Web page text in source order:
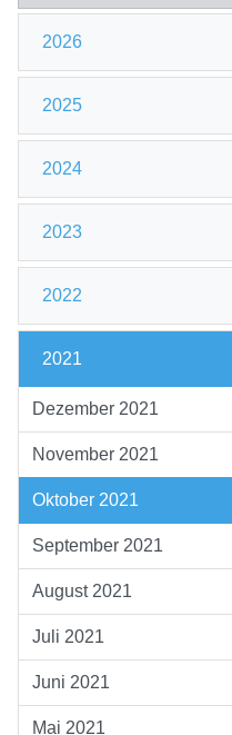
2026
2025
2024
2023
2022
2021
Dezember 2021
November 2021
Oktober 2021
September 2021
August 2021
Juli 2021
Juni 2021
Mai 2021